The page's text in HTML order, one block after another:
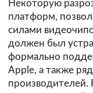
Некоторую
платформ,
силами
должен был
формально
Apple, а также